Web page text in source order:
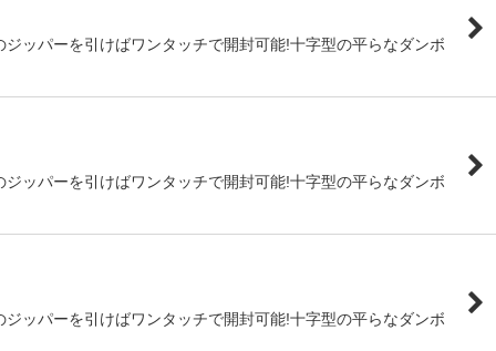
ッパーを引けばワンタッチで開封可能!十字型の平らなダンボ
ッパーを引けばワンタッチで開封可能!十字型の平らなダンボ
ッパーを引けばワンタッチで開封可能!十字型の平らなダンボ